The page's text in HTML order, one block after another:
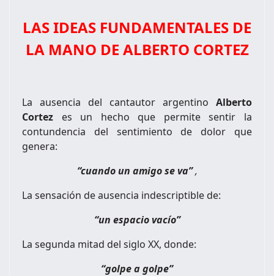
LAS IDEAS FUNDAMENTALES DE
LA MANO DE ALBERTO CORTEZ
La ausencia del cantautor argentino Alberto
Cortez es un hecho que permite sentir la
contundencia del sentimiento de dolor que
genera:
“cuando un amigo se va”,
La sensación de ausencia indescriptible de:
“un espacio vacío”
La segunda mitad del siglo XX, donde:
“golpe a golpe”